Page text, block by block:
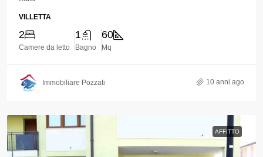
VILLETTA
2
Camere da letto
1
Bagno
60
Mq
Immobiliare Pozzati 10 anni ago
AFFITTO